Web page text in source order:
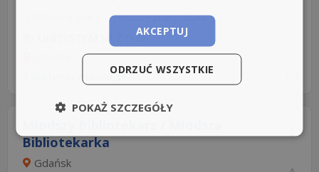
Rodzaj pracy: Stała
UNISYSTEM SP Z O O
4 dni temu z
pracuj.pl
Bibliotekarka
Gdańsk
AKCEPTUJ
ODRZUĆ WSZYSTKIE
POKAŻ SZCZEGÓŁY